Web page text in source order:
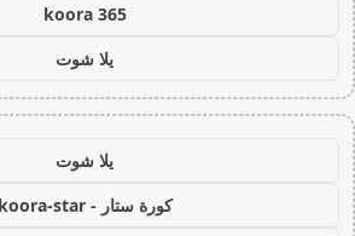
koora 365
يلا شوت
يلا شوت
كورة ستار - koora-star